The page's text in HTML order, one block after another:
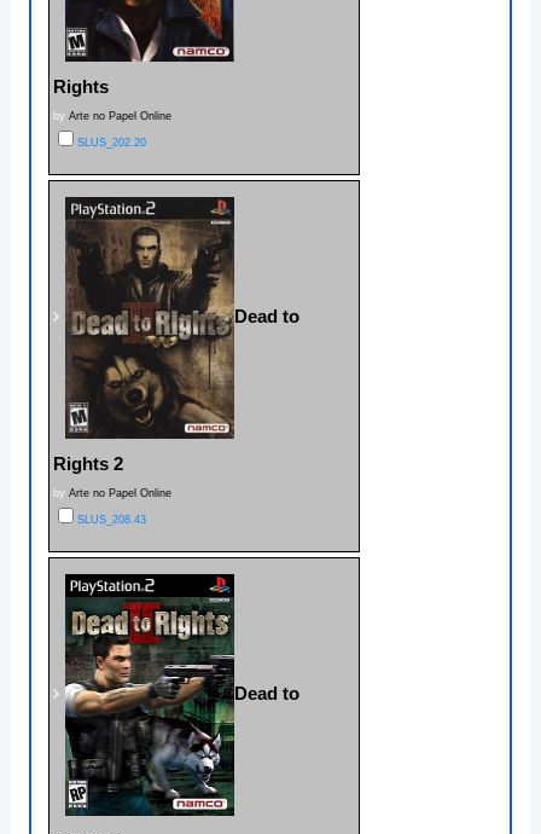
Rights
by Arte no Papel Online
SLUS_202.20
Dead to
Rights 2
by Arte no Papel Online
SLUS_208.43
Dead to